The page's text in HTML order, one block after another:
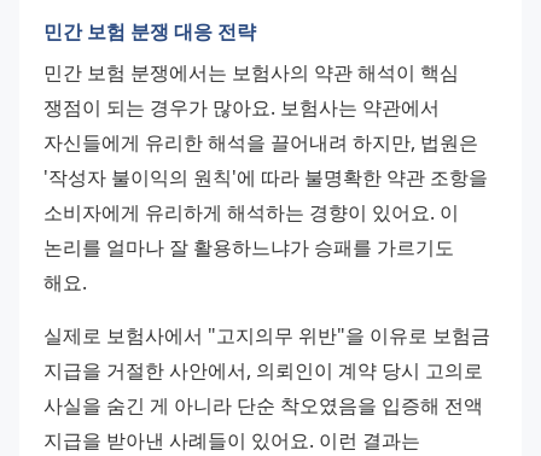
민간 보험 분쟁 대응 전략
민간 보험 분쟁에서는 보험사의 약관 해석이 핵심
쟁점이 되는 경우가 많아요. 보험사는 약관에서
자신들에게 유리한 해석을 끌어내려 하지만, 법원은
'작성자 불이익의 원칙'에 따라 불명확한 약관 조항을
소비자에게 유리하게 해석하는 경향이 있어요. 이
논리를 얼마나 잘 활용하느냐가 승패를 가르기도
해요.
실제로 보험사에서 "고지의무 위반"을 이유로 보험금
지급을 거절한 사안에서, 의뢰인이 계약 당시 고의로
사실을 숨긴 게 아니라 단순 착오였음을 입증해 전액
지급을 받아낸 사례들이 있어요. 이런 결과는